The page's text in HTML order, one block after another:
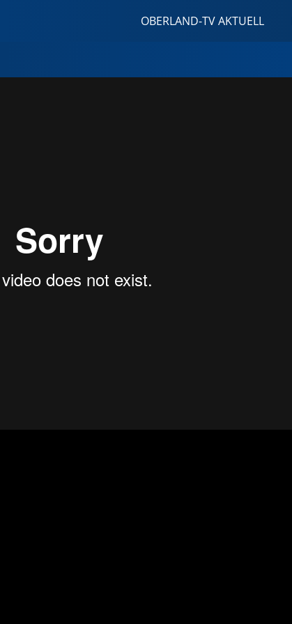
OBERLAND-TV AKTUELL